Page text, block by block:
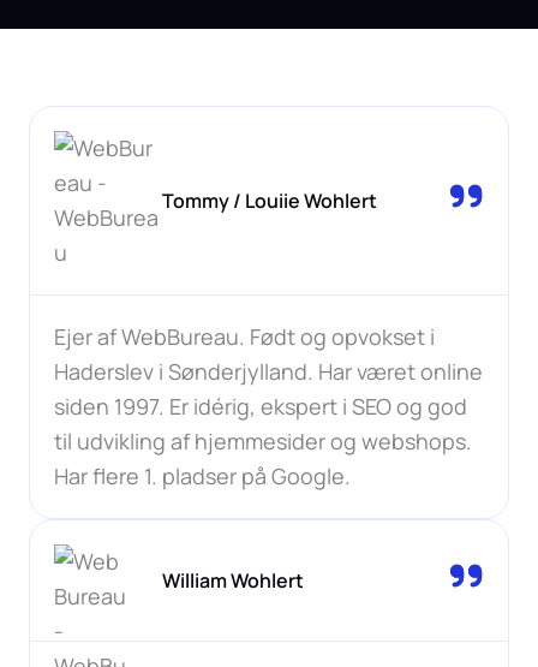
Tommy / Louiie Wohlert
Ejer af WebBureau. Født og opvokset i
Haderslev i Sønderjylland. Har været online
siden 1997. Er idérig, ekspert i SEO og god
til udvikling af hjemmesider og webshops.
Har flere 1. pladser på Google.
William Wohlert